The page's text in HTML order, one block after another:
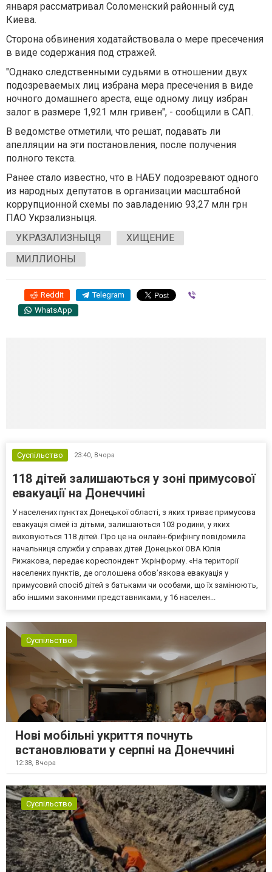
января рассматривал Соломенский районный суд
Киева.
Сторона обвинения ходатайствовала о мере пресечения
в виде содержания под стражей.
"Однако следственными судьями в отношении двух
подозреваемых лиц избрана мера пресечения в виде
ночного домашнего ареста, еще одному лицу избран
залог в размере 1,921 млн гривен", - сообщили в САП.
В ведомстве отметили, что решат, подавать ли
апелляции на эти постановления, после получения
полного текста.
Ранее стало известно, что в НАБУ подозревают одного
из народных депутатов в организации масштабной
коррупционной схемы по завладению 93,27 млн грн
ПАО Укрзализныця.
УКРАЗАЛИЗНЫЦЯ
ХИЩЕНИЕ
МИЛЛИОНЫ
Reddit Telegram
WhatsApp
Суспільство 23:40, Вчора
118 дітей залишаються у зоні примусової
евакуації на Донеччині
У населених пунктах Донецької області, з яких триває примусова
евакуація сімей із дітьми, залишаються 103 родини, у яких
виховуються 118 дітей. Про це на онлайн-брифінгу повідомила
начальниця служби у справах дітей Донецької ОВА Юлія
Рижакова, передає кореспондент Укрінформу. «На території
населених пунктів, де оголошена обов’язкова евакуація у
примусовий спосіб дітей з батьками чи особами, що їх замінюють,
або іншими законними представниками, у 16 населен...
Суспільство
Нові мобільні укриття почнуть
встановлювати у серпні на Донеччині
12:38, Вчора
Суспільство